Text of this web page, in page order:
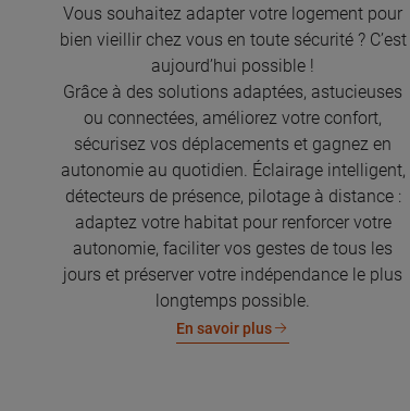
Vous souhaitez adapter votre logement pour
bien vieillir chez vous en toute sécurité ? C’est
aujourd’hui possible !
Grâce à des solutions adaptées, astucieuses
ou connectées, améliorez votre confort,
sécurisez vos déplacements et gagnez en
autonomie au quotidien. Éclairage intelligent,
détecteurs de présence, pilotage à distance :
adaptez votre habitat pour renforcer votre
autonomie, faciliter vos gestes de tous les
jours et préserver votre indépendance le plus
longtemps possible.
En savoir plus